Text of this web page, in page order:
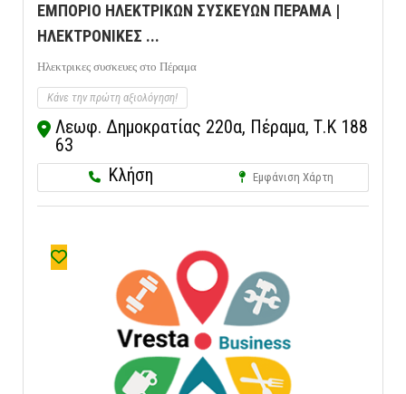
ΕΜΠΟΡΙΟ ΗΛΕΚΤΡΙΚΩΝ ΣΥΣΚΕΥΩΝ ΠΕΡΑΜΑ |
ΗΛΕΚΤΡΟΝΙΚΕΣ ...
Ηλεκτρικες συσκευες στο Πέραμα
Κάνε την πρώτη αξιολόγηση!
Λεωφ. Δημοκρατίας 220α, Πέραμα, Τ.Κ 188
63
Κλήση
Εμφάνιση Χάρτη